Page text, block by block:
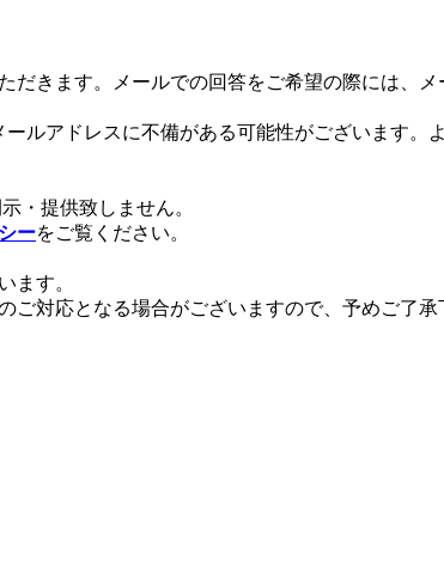
きます。メールでの回答をご希望の際には、
ルアドレスに不備がある可能性がございます
・提供致しません。
ーをご覧ください。
ます。
ご対応となる場合がございますので、予めご了